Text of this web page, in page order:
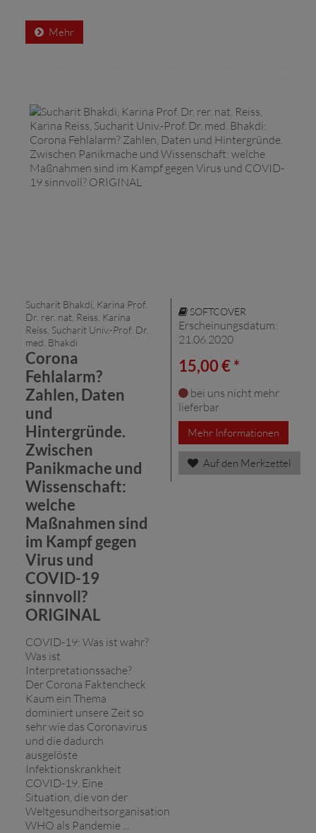
Mehr
Sucharit Bhakdi, Karina Prof.
Dr. rer. nat. Reiss, Karina
Reiss, Sucharit Univ.-Prof. Dr.
med. Bhakdi
Corona
Fehlalarm?
Zahlen, Daten
und
Hintergründe.
Zwischen
Panikmache und
Wissenschaft:
welche
Maßnahmen sind
im Kampf gegen
Virus und
COVID-19
sinnvoll?
ORIGINAL
COVID-19: Was ist wahr?
Was ist
Interpretationssache?
Der Corona Faktencheck
Kaum ein Thema
dominiert unsere Zeit so
sehr wie das Coronavirus
und die dadurch
ausgelöste
Infektionskrankheit
COVID-19. Eine
Situation, die von der
Weltgesundheitsorganisation
WHO als Pandemie ...
SOFTCOVER
Erscheinungsdatum:
21.06.2020
15,00 € *
bei uns nicht mehr
lieferbar
Mehr Informationen
Auf den Merkzettel